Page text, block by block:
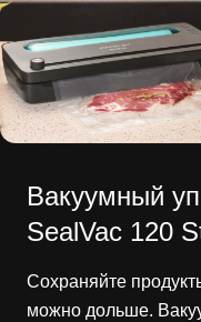
Вакуумный
SealVac 120
Сохраняйте
можно дольше.